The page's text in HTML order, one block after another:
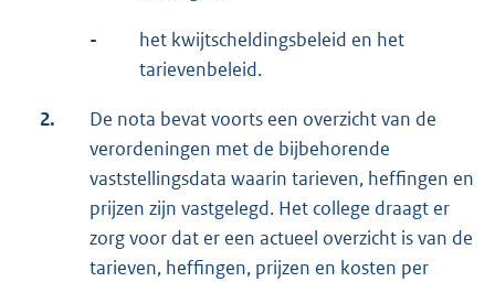
-
het kwijtscheldingsbeleid en het
tarievenbeleid.
2.
De nota bevat voorts een overzicht van de
verordeningen met de bijbehorende
vaststellingsdata waarin tarieven, heffingen en
prijzen zijn vastgelegd. Het college draagt er
zorg voor dat er een actueel overzicht is van de
tarieven, heffingen, prijzen en kosten per